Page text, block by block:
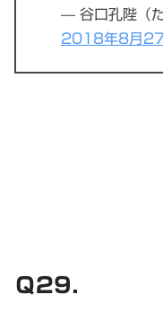
— 谷口孔陛（
2018年8月27
Ｑ29．